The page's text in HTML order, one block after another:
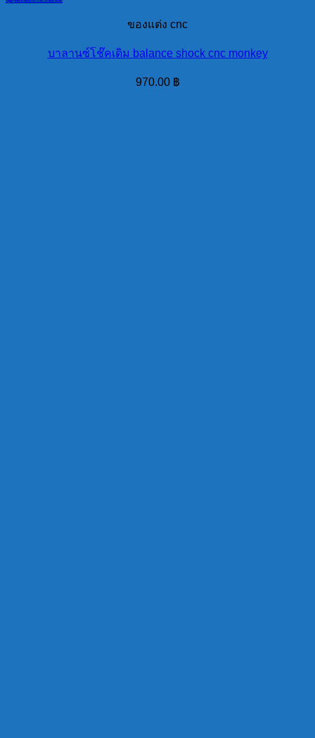
ของแต่ง cnc
บาลานซ์โช๊คเดิม balance shock cnc monkey
970.00 ฿